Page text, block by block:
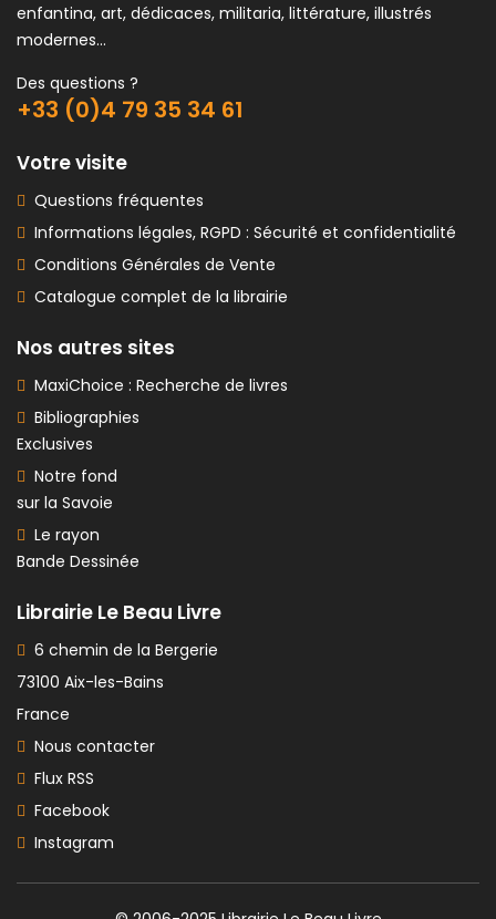
enfantina, art, dédicaces, militaria, littérature, illustrés
modernes...
Des questions ?
+33 (0)4 79 35 34 61
Votre visite
Questions fréquentes
Informations légales, RGPD : Sécurité et confidentialité
Conditions Générales de Vente
Catalogue complet de la librairie
Nos autres sites
MaxiChoice : Recherche de livres
Bibliographies
Exclusives
Notre fond
sur la Savoie
Le rayon
Bande Dessinée
Librairie Le Beau Livre
6 chemin de la Bergerie
73100 Aix-les-Bains
France
Nous contacter
Flux RSS
Facebook
Instagram